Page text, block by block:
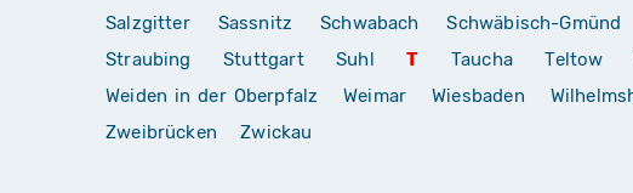
Salzgitter
Sassnitz Schwabach Schwäbisch-Gmünd
Straubing
Stuttgart Suhl T Taucha Teltow
Weiden in der Oberpfalz
Weimar Wiesbaden
Zweibrücken
Zwickau